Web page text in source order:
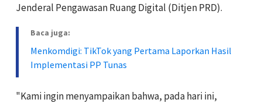
Jenderal Pengawasan Ruang Digital (Ditjen PRD).
Baca juga:
Menkomdigi: TikTok yang Pertama Laporkan Hasil
Implementasi PP Tunas
"Kami ingin menyampaikan bahwa, pada hari ini,